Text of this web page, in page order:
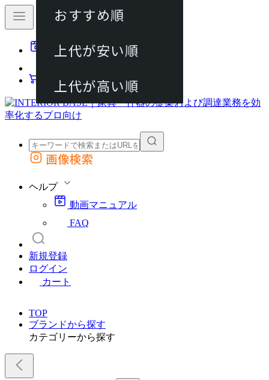
動画マニュアル
カート
外部サイトの商品をカートに追加
画像検索
ヘルプ
動画マニュアル
FAQ
新規登録
ログイン
カート
TOP
ブランドから探す
カテゴリーから探す
おすすめ順
上代が安い順
上代が高い順